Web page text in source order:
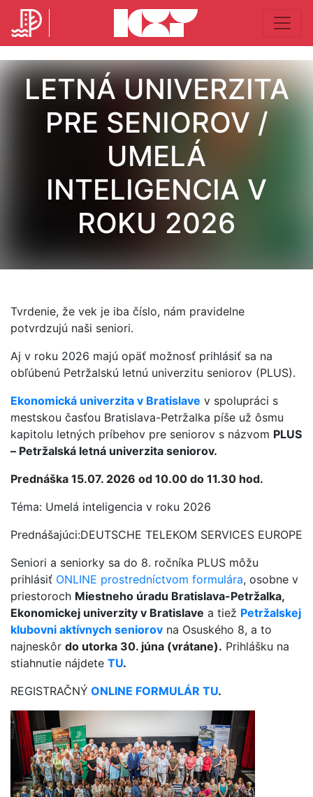
LETNÁ UNIVERZITA
PRE SENIOROV /
UMELÁ
INTELIGENCIA V
ROKU 2026
Tvrdenie, že vek je iba číslo, nám pravidelne
potvrdzujú naši seniori.
Aj v roku 2026 majú opäť možnosť prihlásiť sa na
obľúbenú Petržalskú letnú univerzitu seniorov (PLUS).
Ekonomická univerzita v Bratislave v spolupráci s
mestskou časťou Bratislava-Petržalka píše už ôsmu
kapitolu letných príbehov pre seniorov s názvom PLUS
– Petržalská letná univerzita seniorov.
Prednáška 15.07. 2026 od 10.00 do 11.30 hod.
Téma: Umelá inteligencia v roku 2026
Prednášajúci:DEUTSCHE TELEKOM SERVICES EUROPE
Seniori a seniorky sa do 8. ročníka PLUS môžu
prihlásiť ONLINE prostredníctvom formulára, osobne v
priestoroch Miestneho úradu Bratislava-Petržalka,
Ekonomickej univerzity v Bratislave a tiež Petržalskej
klubovni aktívnych seniorov na Osuského 8, a to
najneskôr do utorka 30. júna (vrátane). Prihlášku na
stiahnutie nájdete TU.
REGISTRAČNÝ ONLINE FORMULÁR TU.